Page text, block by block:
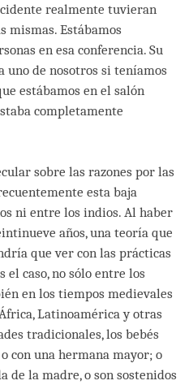
realmente tuvieran
mismas. Estábamos
en esa conferencia. Su
uno de nosotros si teníamos
estábamos en el salón
completamente
sobre las razones por las
esta baja
ni entre los indios. Al haber
años, una teoría que
que ver con las prácticas
el caso, no sólo entre los
en los tiempos medievales
Latinoamérica y otras
tradicionales, los bebés
con una hermana mayor; o
de la madre, o son sostenidos